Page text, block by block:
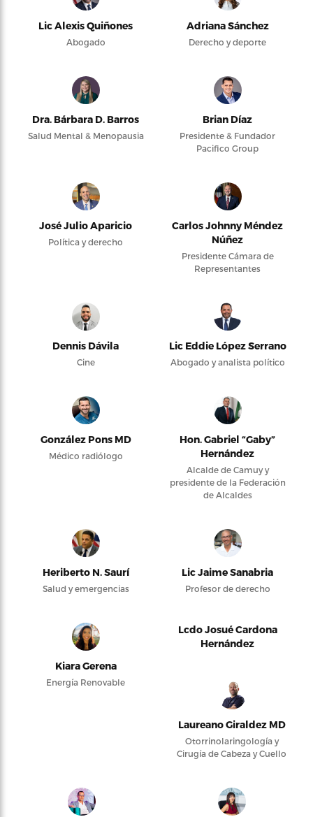
Lic Alexis Quiñones
Abogado
Adriana Sánchez
Derecho y deporte
Dra. Bárbara D. Barros
Salud Mental & Menopausia
Brian Díaz
Presidente & Fundador
Pacifico Group
José Julio Aparicio
Política y derecho
Carlos Johnny Méndez
Núñez
Presidente Cámara de
Representantes
Dennis Dávila
Cine
Lic Eddie López Serrano
Abogado y analista político
González Pons MD
Médico radiólogo
Hon. Gabriel “Gaby”
Hernández
Alcalde de Camuy y
presidente de la Federación
de Alcaldes
Heriberto N. Saurí
Salud y emergencias
Lic Jaime Sanabria
Profesor de derecho
Kiara Gerena
Energía Renovable
Lcdo Josué Cardona
Hernández
Laureano Giraldez MD
Otorrinolaringología y
Cirugía de Cabeza y Cuello